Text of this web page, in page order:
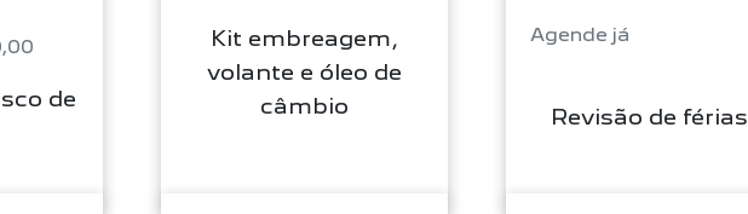
de
Kit embreagem,
volante e óleo de
câmbio
Revisão de férias
Agende já